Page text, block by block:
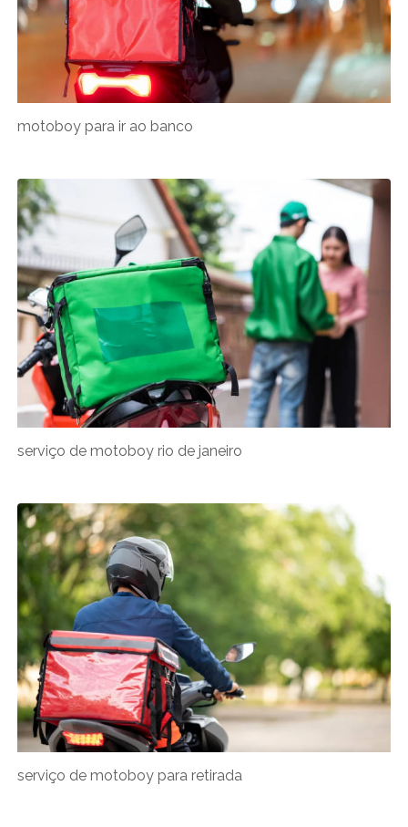
motoboy para ir ao banco
serviço de motoboy rio de janeiro
serviço de motoboy para retirada